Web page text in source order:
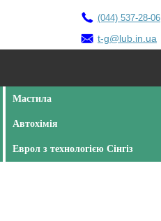
(044) 537-28-06
t-g@lub.in.ua
Мастила
Автохімія
Еврол з технологією Сінгіз